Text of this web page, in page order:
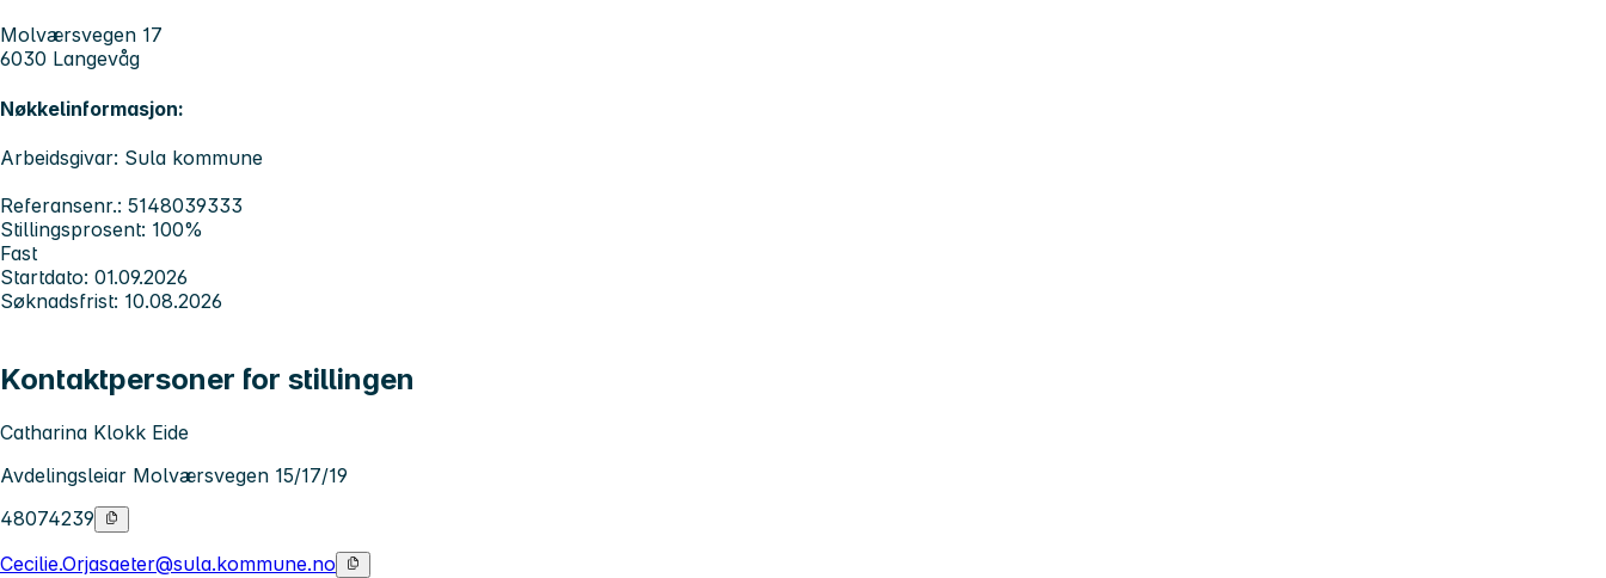
Molværsvegen 17
6030 Langevåg
Nøkkelinformasjon:
Arbeidsgivar: Sula kommune
Referansenr.: 5148039333
Stillingsprosent: 100%
Fast
Startdato: 01.09.2026
Søknadsfrist: 10.08.2026
Kontaktpersoner for stillingen
Catharina Klokk Eide
Avdelingsleiar Molværsvegen 15/17/19
48074239
Cecilie.Orjasaeter@sula.kommune.no